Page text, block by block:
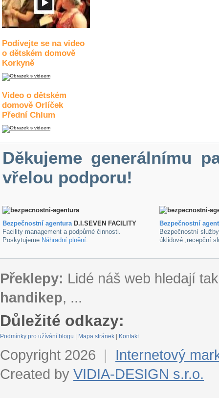
Podívejte se na video
o dětském domově
Korkyně
Video o dětském
domově Orlíček
Přední Chlum
Děkujeme generálnímu
vřelou podporu!
Bezpečnostní agenturaD.I.SEVEN FACILITY
Facility management a podpůrné činnosti.
Poskytujeme Náhradní plnění.
Bezpečnostní
Bezpečnostní
úklidové ,recepční
Překlepy: Lidé náš web hledají
handikep, ...
Důležité odkazy:
Podmínky pro užívání blogu Mapa stránek Kontakt
Copyright 2026 |
Internetový
Created by VIDIA-DESIGN s.r.o.